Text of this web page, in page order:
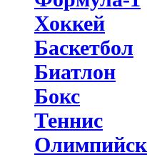
Хоккей
Баскетбол
Биатлон
Бокс
Теннис